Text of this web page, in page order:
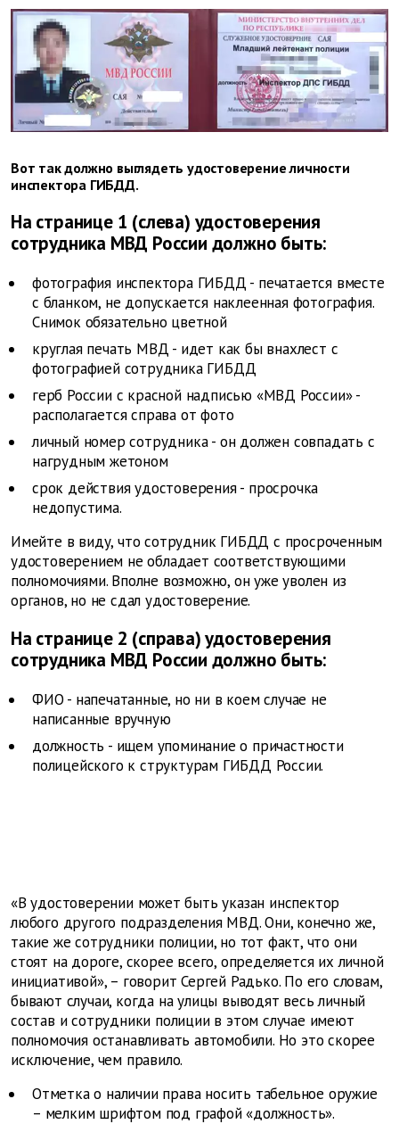
Вот так должно выглядеть удостоверение личности
инспектора ГИБДД.
На странице 1 (слева) удостоверения
сотрудника МВД России должно быть:
фотография инспектора ГИБДД - печатается вместе
с бланком, не допускается наклеенная фотография.
Снимок обязательно цветной
круглая печать МВД - идет как бы внахлест с
фотографией сотрудника ГИБДД
герб России с красной надписью «МВД России» -
располагается справа от фото
личный номер сотрудника - он должен совпадать с
нагрудным жетоном
срок действия удостоверения - просрочка
недопустима.
Имейте в виду, что сотрудник ГИБДД с просроченным
удостоверением не обладает соответствующими
полномочиями. Вполне возможно, он уже уволен из
органов, но не сдал удостоверение.
На странице 2 (справа) удостоверения
сотрудника МВД России должно быть:
ФИО - напечатанные, но ни в коем случае не
написанные вручную
должность - ищем упоминание о причастности
полицейского к структурам ГИБДД России.
«В удостоверении может быть указан инспектор
любого другого подразделения МВД. Они, конечно же,
такие же сотрудники полиции, но тот факт, что они
стоят на дороге, скорее всего, определяется их личной
инициативой», – говорит Сергей Радько. По его словам,
бывают случаи, когда на улицы выводят весь личный
состав и сотрудники полиции в этом случае имеют
полномочия останавливать автомобили. Но это скорее
исключение, чем правило.
Отметка о наличии права носить табельное оружие
– мелким шрифтом под графой «должность».